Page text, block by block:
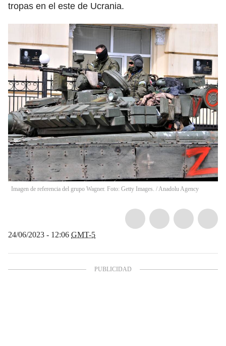
tropas en el este de Ucrania.
Imagen de referencia del grupo Wagner. Foto: Getty Images. /Anadolu Agency
24/06/2023 - 12:06 GMT-5